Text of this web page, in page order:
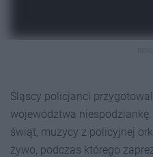
Śląscy policjanci
województwa
świąt, muzycy z policyjnej
żywo, podczas którego